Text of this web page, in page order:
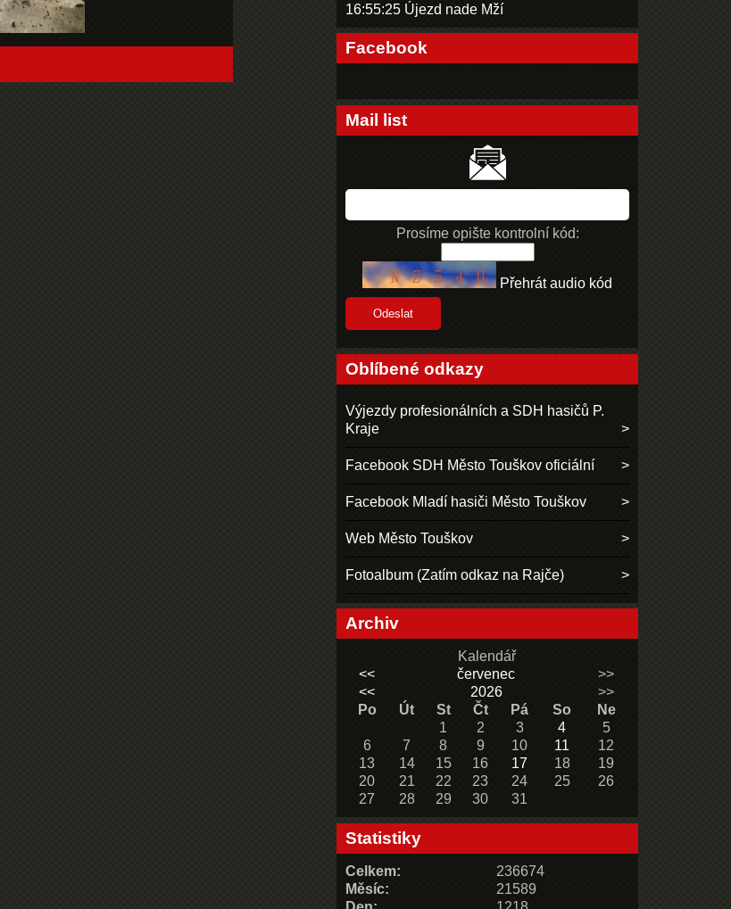
16:55:25 Újezd nade Mží
Facebook
Mail list
Prosíme opište kontrolní kód:
Přehrát audio kód
Oblíbené odkazy
Výjezdy profesionálních a SDH hasičů P.
Kraje
Facebook SDH Město Touškov oficiální
Facebook Mladí hasiči Město Touškov
Web Město Touškov
Fotoalbum (Zatím odkaz na Rajče)
Archiv
Kalendář
<<
červenec
>>
<<
2026
>>
Po
Út St Čt Pá So
Ne
1
2 3 4
5
6
7 8 9 10 11
12
13
14 15 16 17 18
19
20
21 22 23 24 25
26
27
28 29 30 31
Statistiky
Celkem:
236674
Měsíc:
21589